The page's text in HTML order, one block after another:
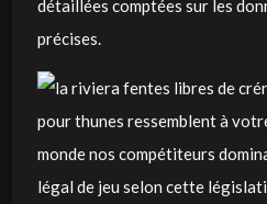
détaillées comptées sur les
précises.
pour thunes ressemblent à
monde nos compétiteurs
légal de jeu selon cette